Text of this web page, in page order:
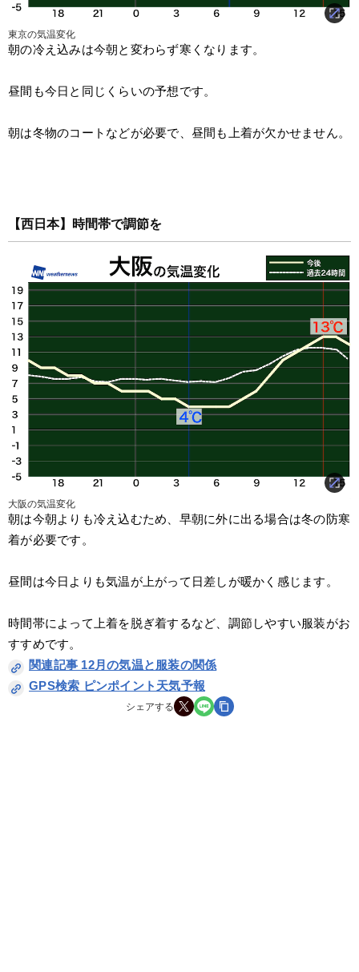
東京の気温変化
朝の冷え込みは今朝と変わらず寒くなります。
昼間も今日と同じくらいの予想です。
朝は冬物のコートなどが必要で、昼間も上着が欠かせません。
【西日本】時間帯で調節を
大阪の気温変化
朝は今朝よりも冷え込むため、早朝に外に出る場合は冬の防寒
着が必要です。
昼間は今日よりも気温が上がって日差しが暖かく感じます。
時間帯によって上着を脱ぎ着するなど、調節しやすい服装がお
すすめです。
関連記事 12月の気温と服装の関係
GPS検索 ピンポイント天気予報
シェアする